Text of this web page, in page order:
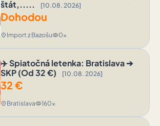
štát,.....
[10.08. 2026]
Dohodou
location_on Import z Bazošuvisibility0x
✈️ Spiatočná letenka: Bratislava ➔
SKP (Od 32 €)
[10.08. 2026]
32 €
location_on Bratislavavisibility160x